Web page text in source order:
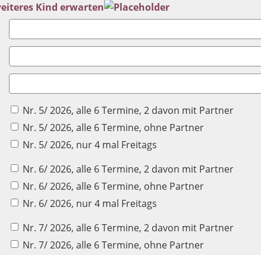
Kind erwarten
Nr. 5/ 2026, alle 6 Termine, 2 davon mit Partner
Nr. 5/ 2026, alle 6 Termine, ohne Partner
Nr. 5/ 2026, nur 4 mal Freitags
Nr. 6/ 2026, alle 6 Termine, 2 davon mit Partner
Nr. 6/ 2026, alle 6 Termine, ohne Partner
Nr. 6/ 2026, nur 4 mal Freitags
Nr. 7/ 2026, alle 6 Termine, 2 davon mit Partner
Nr. 7/ 2026, alle 6 Termine, ohne Partner